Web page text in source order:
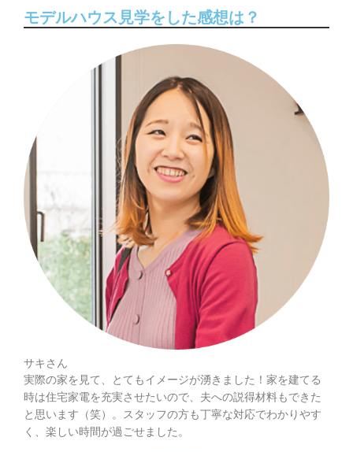
モデルハウス見学をした感想は？
サキさん
実際の家を見て、とてもイメージが湧きました！家を建てる
時は住宅家電を充実させたいので、夫への説得材料もできた
と思います（笑）。スタッフの方も丁寧な対応でわかりやす
く、楽しい時間が過ごせました。